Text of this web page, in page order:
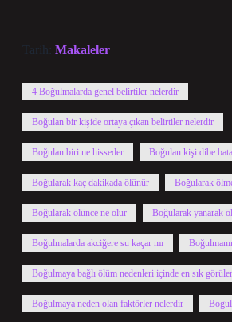
Tarih: Makaleler
4 Boğulmalarda genel belirtiler nelerdir
Boğulan bir kişide ortaya çıkan belirtiler nelerdir
Boğulan biri ne hisseder Boğulan kişi dibe
Boğularak kaç dakikada ölünür Boğularak
Boğularak ölünce ne olur Boğularak yanarak
Boğulmalarda akciğere su kaçar mı
Boğulmaya bağlı ölüm nedenleri içinde en sık
Boğulmaya neden olan faktörler nelerdir